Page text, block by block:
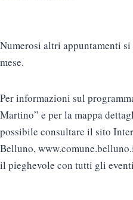
Numerosi altri appuntamenti
mese.
Per informazioni sul
Martino” e per la mappa
possibile consultare il sito
Belluno,
il pieghevole con tutti gli